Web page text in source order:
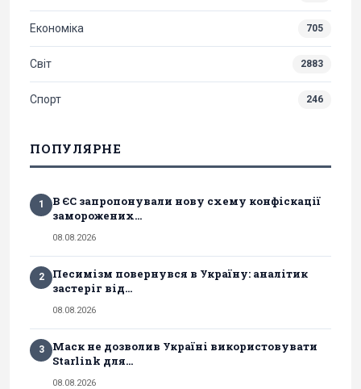
Економіка 705
Світ 2883
Спорт 246
ПОПУЛЯРНЕ
1
В ЄС запропонували нову схему конфіскації
заморожених...
08.08.2026
2
Песимізм повернувся в Україну: аналітик
застеріг від...
08.08.2026
3
Маск не дозволив Україні використовувати
Starlink для...
08.08.2026